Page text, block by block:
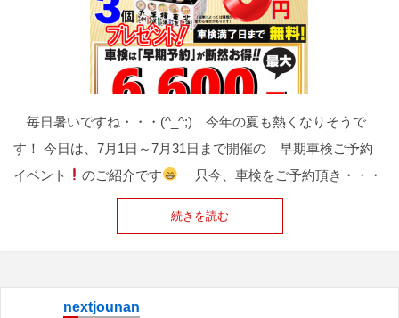
毎日暑いですね・・・(^_^;) 今年の夏も熱くなりそうで
す！ 今日は、7月1日～7月31日まで開催の 早期車検ご予約
イベント
のご紹介です 只今、車検をご予約頂き・・・
続きを読む
nextjounan